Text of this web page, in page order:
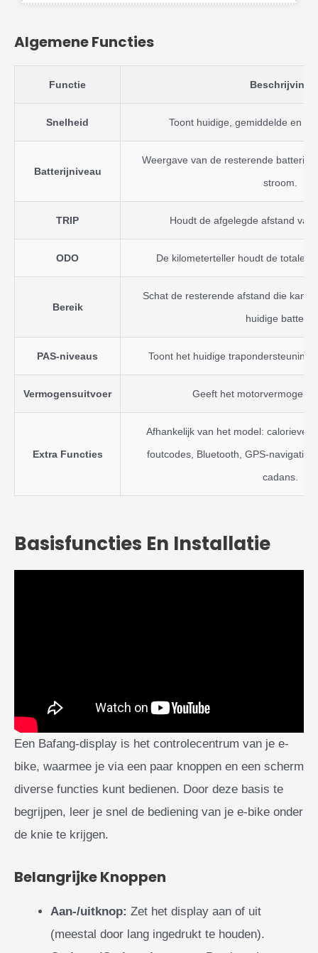
Algemene Functies
Functie Beschrijving
Snelheid Toont huidige, gemiddelde en
Batterijniveau
Weergave van de resterende batterij
stroom.
TRIP Houdt de afgelegde afstand van
ODO De kilometerteller houdt de totale
Bereik
Schat de resterende afstand die kan
huidige batterij.
PAS-niveaus Toont het huidige
Vermogensuitvoer Geeft het motorvermogen
Extra Functies
Afhankelijk van het model:
foutcodes, Bluetooth, GPS-navigatie,
cadans.
Basisfuncties En Installatie
Een Bafang-display is het controlecentrum van je e-
bike, waarmee je via een paar knoppen en een scherm
diverse functies kunt bedienen. Door deze basis te
begrijpen, leer je snel de bediening van je e-bike onder
de knie te krijgen.
Belangrijke Knoppen
Aan-/uitknop: Zet het display aan of uit
(meestal door lang ingedrukt te houden).